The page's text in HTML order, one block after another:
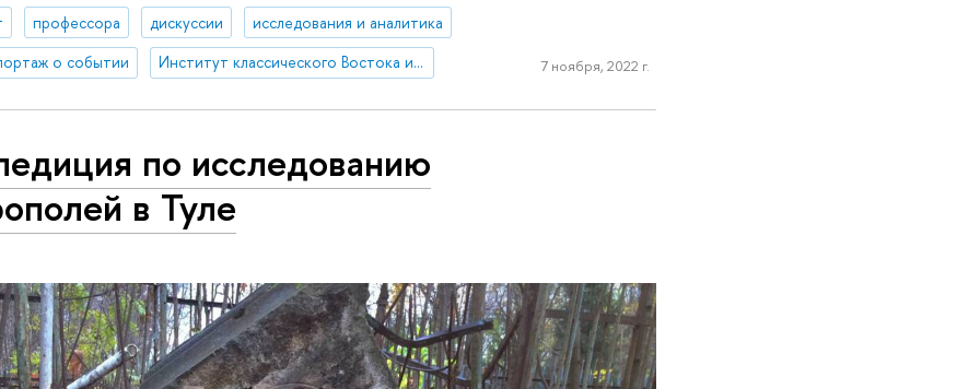
профессора дискуссии
исследования и аналитика
о событии
Институт классического Востока и античности 7 ноября, 2022 г.
по исследованию
в Туле